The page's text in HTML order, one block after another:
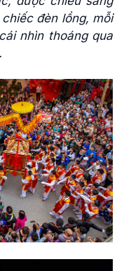
đèn lồng, mỗi
nhìn thoáng qua